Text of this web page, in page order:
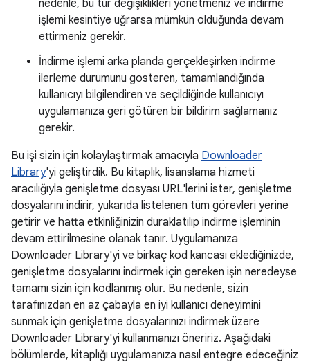
nedenle, bu tür değişiklikleri yönetmeniz ve indirme
işlemi kesintiye uğrarsa mümkün olduğunda devam
ettirmeniz gerekir.
İndirme işlemi arka planda gerçekleşirken indirme
ilerleme durumunu gösteren, tamamlandığında
kullanıcıyı bilgilendiren ve seçildiğinde kullanıcıyı
uygulamanıza geri götüren bir bildirim sağlamanız
gerekir.
Bu işi sizin için kolaylaştırmak amacıyla Downloader
Library'yi geliştirdik. Bu kitaplık, lisanslama hizmeti
aracılığıyla genişletme dosyası URL'lerini ister, genişletme
dosyalarını indirir, yukarıda listelenen tüm görevleri yerine
getirir ve hatta etkinliğinizin duraklatılıp indirme işleminin
devam ettirilmesine olanak tanır. Uygulamanıza
Downloader Library'yi ve birkaç kod kancası eklediğinizde,
genişletme dosyalarını indirmek için gereken işin neredeyse
tamamı sizin için kodlanmış olur. Bu nedenle, sizin
tarafınızdan en az çabayla en iyi kullanıcı deneyimini
sunmak için genişletme dosyalarınızı indirmek üzere
Downloader Library'yi kullanmanızı öneririz. Aşağıdaki
bölümlerde, kitaplığı uygulamanıza nasıl entegre edeceğiniz